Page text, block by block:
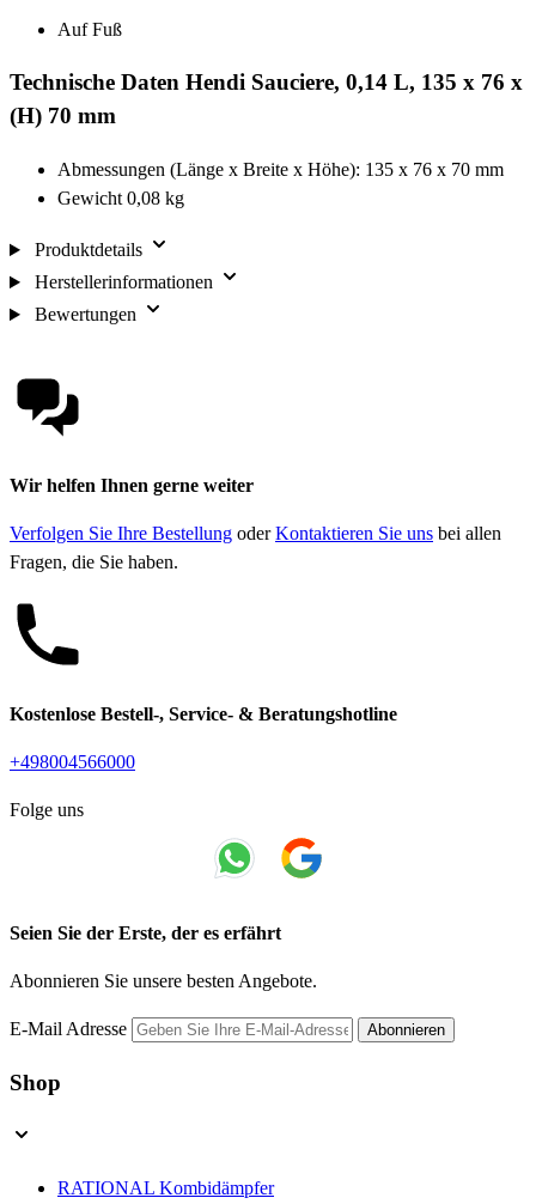
Auf Fuß
Technische Daten Hendi Sauciere, 0,14 L, 135 x 76 x
(H) 70 mm
Abmessungen (Länge x Breite x Höhe): 135 x 76 x 70 mm
Gewicht 0,08 kg
Produktdetails
Herstellerinformationen
Bewertungen
Wir helfen Ihnen gerne weiter
Verfolgen Sie Ihre Bestellung oderKontaktieren Sie uns bei allen
Fragen, die Sie haben.
Kostenlose Bestell-, Service- & Beratungshotline
+498004566000
Folge uns
Seien Sie der Erste, der es erfährt
Abonnieren Sie unsere besten Angebote.
E-Mail Adresse Abonnieren
Shop
RATIONAL Kombidämpfer